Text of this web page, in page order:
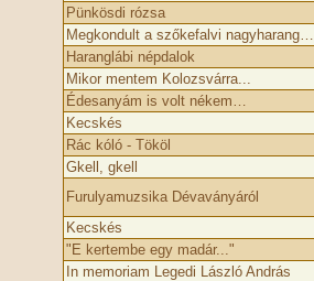
Pünkösdi rózsa
Megkondult a szőkefalvi nagyharang…
Haranglábi népdalok
Mikor mentem Kolozsvárra...
Édesanyám is volt nékem…
Kecskés
Rác kóló - Tököl
Gkell, gkell
Furulyamuzsika Dévaványáról
Kecskés
"E kertembe egy madár..."
In memoriam Legedi László András